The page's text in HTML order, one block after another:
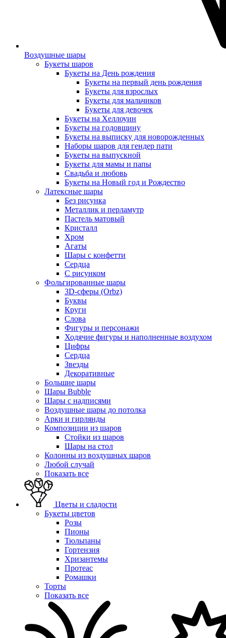
Воздушные шары
Букеты шаров
Букеты на День рождения
Букеты на первый день рождения
Букеты для взрослых
Букеты для мальчиков
Букеты для девочек
Букеты на Хеллоуин
Букеты на годовщину
Букеты на выписку для новорожденных
Наборы шаров для гендер пати
Букеты на выпускной
Букеты для мамы и папы
Свадьба и любовь
Букеты на Новый год и Рождество
Латексные шары
Без рисунка
Металлик и перламутр
Пастель матовый
Кристалл
Хром
Агаты
Шары с конфетти
Сердца
С рисунком
Фольгированные шары
3D-сферы (Orbz)
Буквы
Круги
Слова
Фигуры и персонажи
Ходячие фигуры и наполненные воздухом
Цифры
Сердца
Звезды
Декоративные
Большие шары
Шары Bubble
Шары с надписями
Воздушные шары до потолка
Арки и гирлянды
Композиции из шаров
Стойки из шаров
Шары на стол
Колонны из воздушных шаров
Любой случай
Показать все
Цветы и сладости
Букеты цветов
Розы
Пионы
Тюльпаны
Гортензия
Хризантемы
Протеас
Ромашки
Торты
Показать все